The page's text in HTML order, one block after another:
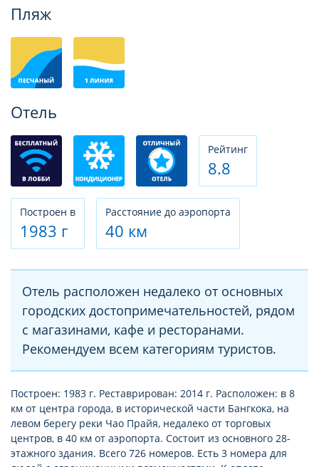
Пляж
Отель
Рeйтинг
8.8
Построен в
1983 г
Расстояние до аэропорта
40 км
Отель расположен недалеко от основных
городских достопримечательностей, рядом
с магазинами, кафе и ресторанами.
Рекомендуем всем категориям туристов.
Построен: 1983 г. Реставрирован: 2014 г. Расположен: в 8
км от центра города, в исторической части Бангкока, на
левом берегу реки Чао Прайя, недалеко от торговых
центров, в 40 км от аэропорта. Состоит из основного 28-
этажного здания. Всего 726 номеров. Есть 3 номера для